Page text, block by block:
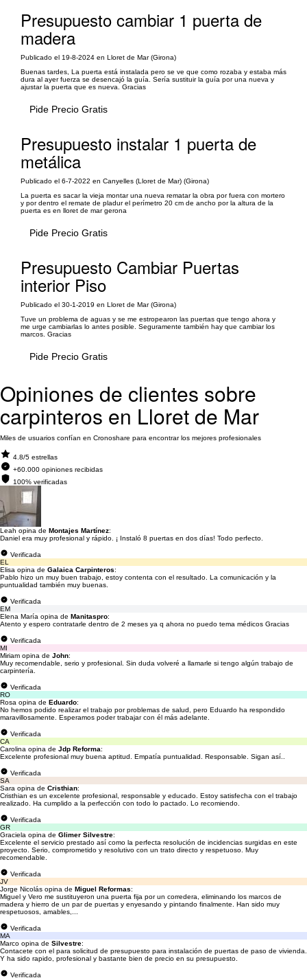
Presupuesto cambiar 1 puerta de
madera
Publicado el 19-8-2024 en Lloret de Mar (Girona)
Buenas tardes, La puerta está instalada pero se ve que como rozaba y estaba más
dura al ayer fuerza se desencajó la guía. Sería sustituir la guía por una nueva y
ajustar la puerta que es nueva. Gracias
Pide Precio Gratis
Presupuesto instalar 1 puerta de
metálica
Publicado el 6-7-2022 en Canyelles (Lloret de Mar) (Girona)
La puerta es sacar la vieja montar una nueva rematar la obra por fuera con mortero
y por dentro el remate de pladur el perímetro 20 cm de ancho por la altura de la
puerta es en lloret de mar gerona
Pide Precio Gratis
Presupuesto Cambiar Puertas
interior Piso
Publicado el 30-1-2019 en Lloret de Mar (Girona)
Tuve un problema de aguas y se me estropearon las puertas que tengo ahora y
me urge cambiarlas lo antes posible. Seguramente también hay que cambiar los
marcos. Gracias
Pide Precio Gratis
Opiniones de clientes sobre
carpinteros en Lloret de Mar
Miles de usuarios confían en Cronoshare para encontrar los mejores profesionales
4.8/5 estrellas
+60.000 opiniones recibidas
100% verificadas
Leah opina de Montajes Martínez:
Daniel era muy profesional y rápido. ¡ Instaló 8 puertas en dos días! Todo perfecto.
Verificada
EL
Elisa opina de Galaica Carpinteros:
Pablo hizo un muy buen trabajo, estoy contenta con el resultado. La comunicación y la
puntualidad también muy buenas.
Verificada
EM
Elena María opina de Manitaspro:
Atento y espero contratarle dentro de 2 meses ya q ahora no puedo tema médicos Gracias
Verificada
MI
Miriam opina de John:
Muy recomendable, serio y profesional. Sin duda volveré a llamarle si tengo algún trabajo de
carpintería.
Verificada
RO
Rosa opina de Eduardo:
No hemos podido realizar el trabajo por problemas de salud, pero Eduardo ha respondido
maravillosamente. Esperamos poder trabajar con él más adelante.
Verificada
CA
Carolina opina de Jdp Reforma:
Excelente profesional muy buena aptitud. Empatía puntualidad. Responsable. Sigan así..
Verificada
SA
Sara opina de Cristhian:
Cristhian es un excelente profesional, responsable y educado. Estoy satisfecha con el trabajo
realizado. Ha cumplido a la perfección con todo lo pactado. Lo recomiendo.
Verificada
GR
Graciela opina de Glimer Silvestre:
Excelente el servicio prestado así como la perfecta resolución de incidencias surgidas en este
proyecto. Serio, comprometido y resolutivo con un trato directo y respetuoso. Muy
recomendable.
Verificada
JV
Jorge Nicolás opina de Miguel Reformas:
Miguel y Vero me sustituyeron una puerta fija por un corredera, eliminando los marcos de
madera y hierro de un par de puertas y enyesando y pintando finalmente. Han sido muy
respetuosos, amables,...
Verificada
MA
Marco opina de Silvestre:
Contacete con el para solicitud de presupuesto para instalación de puertas de paso de vivienda.
Y ha sido rapido, profesional y bastante bien de precio en su presupuesto.
Verificada